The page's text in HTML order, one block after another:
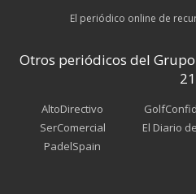
El periódico online de
Otros periódicos del
21
AltoDirectivo
SerComercial
PadelSpain
El Diario